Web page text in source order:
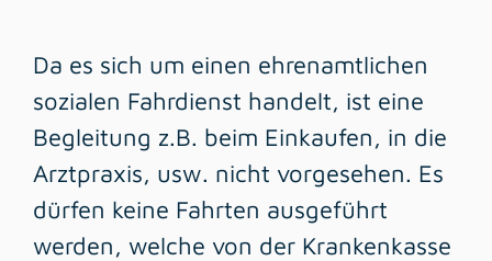
Da es sich um einen ehrenamtlichen
sozialen Fahrdienst handelt, ist eine
Begleitung z.B. beim Einkaufen, in die
Arztpraxis, usw. nicht vorgesehen. Es
dürfen keine Fahrten ausgeführt
werden, welche von der Krankenkasse